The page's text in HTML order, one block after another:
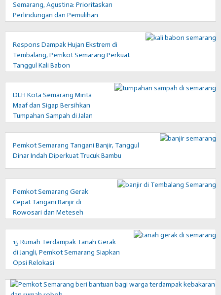
Semarang, Agustina: Prioritaskan
Perlindungan dan Pemulihan
Respons Dampak Hujan Ekstrem di
Tembalang, Pemkot Semarang Perkuat
Tanggul Kali Babon
DLH Kota Semarang Minta
Maaf dan Sigap Bersihkan
Tumpahan Sampah di Jalan
Pemkot Semarang Tangani Banjir, Tanggul
Dinar Indah Diperkuat Trucuk Bambu
Pemkot Semarang Gerak
Cepat Tangani Banjir di
Rowosari dan Meteseh
15 Rumah Terdampak Tanah Gerak
di Jangli, Pemkot Semarang Siapkan
Opsi Relokasi